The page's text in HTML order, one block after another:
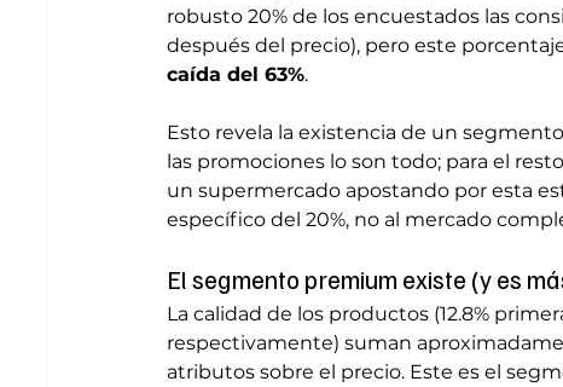
robusto 20% de los encuestados las
después del precio), pero este
caída del 63%.
Esto revela la existencia de un
las promociones lo son todo; para el
un supermercado apostando por esta
específico del 20%, no al mercado
El segmento premium existe (y es
La calidad de los productos (12.8%
respectivamente) suman
atributos sobre el precio. Este es el